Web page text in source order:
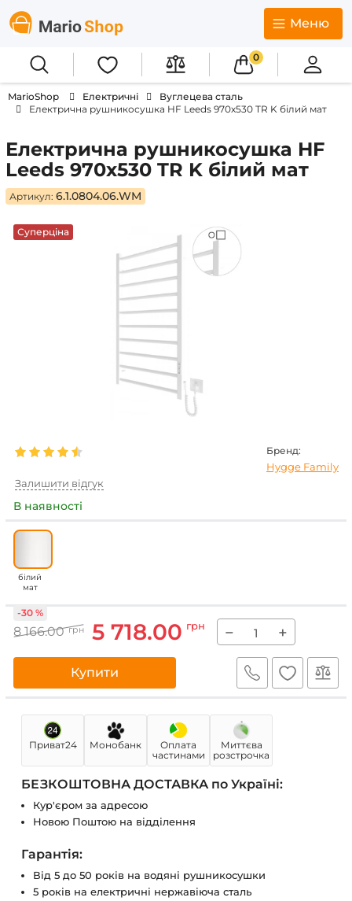
Меню
0
MarioShop Електричні
Вуглецева сталь
Електрична рушникосушка HF Leeds 970х530 TR K білий мат
Електрична рушникосушка HF
Leeds 970х530 TR K білий мат
Артикул: 6.1.0804.06.WM
Суперціна
Бренд:
Hygge Family
Залишити відгук
В наявності
білий
мат
8 166.00 грн 5 718.00 грн
-30 %
− +
Купити
Приват24 Монобанк
Оплата
частинами
Миттєва
розстрочка
БЕЗКОШТОВНА ДОСТАВКА по Україні:
Кур'єром за адресою
Новою Поштою на відділення
Гарантія:
Від 5 до 50 років на водяні рушникосушки
5 років на електричні нержавіюча сталь